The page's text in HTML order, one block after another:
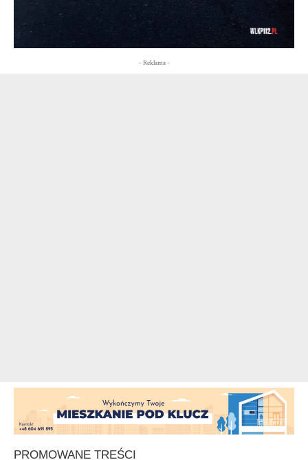
- Reklama -